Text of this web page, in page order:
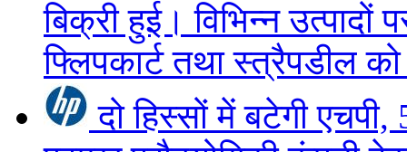
बिक्री हुई। विभिन्न
फ्लिपकार्ट तथा स्त्रैपडील को
दो हिस्सों में बटेगी